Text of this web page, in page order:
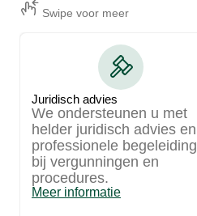
Swipe voor meer
Juridisch advies
We ondersteunen u met
helder juridisch advies en
professionele begeleiding
bij vergunningen en
procedures.
Meer informatie